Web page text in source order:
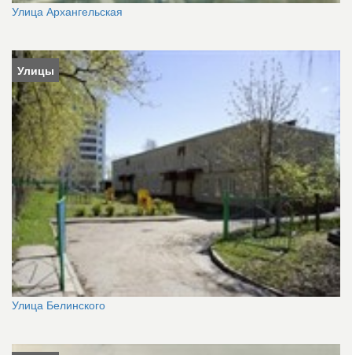
Улица Архангельская
Улицы
Улица Белинского